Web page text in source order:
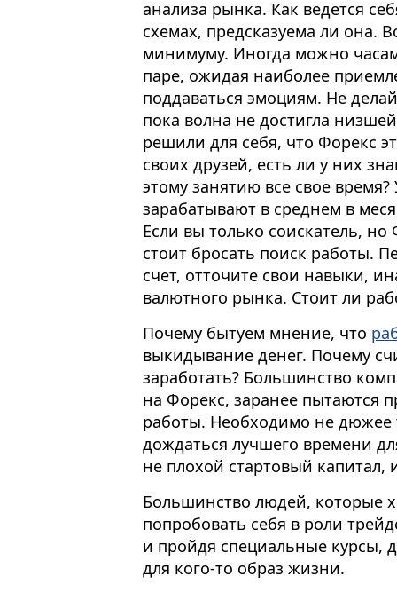
анализа рынка. Как ведется
схемах, предсказуема ли она.
минимуму. Иногда можно
паре, ожидая наиболее
поддаваться эмоциям. Не
пока волна не достигла
решили для себя, что Форекс
своих друзей, есть ли у них
этому занятию все свое
зарабатывают в среднем в
Если вы только соискатель, но
стоит бросать поиск работы.
счет, отточите свои навыки,
валютного рынка. Стоит ли
Почему бытуем мнение, что
выкидывание денег. Почему
заработать? Большинство
на Форекс, заранее пытаются
работы. Необходимо не дюжее
дождаться лучшего времени
не плохой стартовый
Большинство людей, которые
попробовать себя в роли
и пройдя специальные курсы,
для кого-то образ жизни.